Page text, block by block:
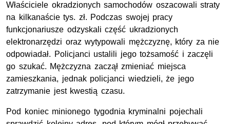
Właściciele okradzionych samochodów oszacowali straty
na kilkanaście tys. zł. Podczas swojej pracy
funkcjonariusze odzyskali część ukradzionych
elektronarzędzi oraz wytypowali mężczyznę, który za nie
odpowiadał. Policjanci ustalili jego tożsamość i zaczęli
go szukać. Mężczyzna zaczął zmieniać miejsca
zamieszkania, jednak policjanci wiedzieli, że jego
zatrzymanie jest kwestią czasu.
Pod koniec minionego tygodnia kryminalni pojechali